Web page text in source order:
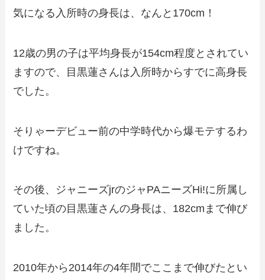
気になる入所時の身長は、なんと170cm！
12歳の男の子は平均身長が154cm程度とされてい
ますので、目黒蓮さんは入所時からすでに高身長
でした。
そりゃーデビュー前の中学時代から爆モテするわ
けですね。
その後、ジャニーズjrのジャPAニーズHi!に所属し
ていた頃の目黒蓮さんの身長は、182cmまで伸び
ました。
2010年から2014年の4年間でここまで伸びたとい